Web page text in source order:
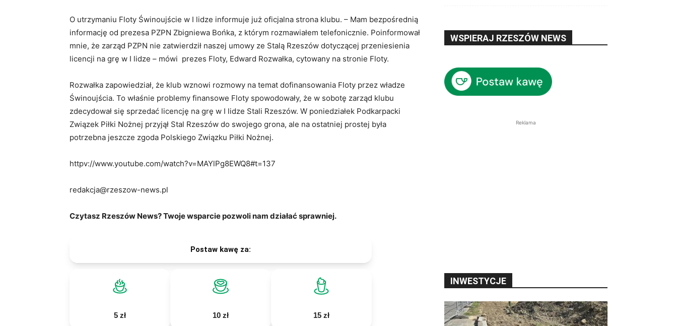
O utrzymaniu Floty Świnoujście w I lidze informuje już oficjalna strona klubu. – Mam bezpośrednią
informację od prezesa PZPN Zbigniewa Bońka, z którym rozmawiałem telefonicznie. Poinformował
mnie, że zarząd PZPN nie zatwierdził naszej umowy ze Stalą Rzeszów dotyczącej przeniesienia
licencji na grę w I lidze – mówi prezes Floty, Edward Rozwałka, cytowany na stronie Floty.
Rozwałka zapowiedział, że klub wznowi rozmowy na temat dofinansowania Floty przez władze
Świnoujścia. To właśnie problemy finansowe Floty spowodowały, że w sobotę zarząd klubu
zdecydował się sprzedać licencję na grę w I lidze Stali Rzeszów. W poniedziałek Podkarpacki
Związek Piłki Nożnej przyjął Stal Rzeszów do swojego grona, ale na ostatniej prostej była
potrzebna jeszcze zgoda Polskiego Związku Piłki Nożnej.
httpv://www.youtube.com/watch?v=MAYlPg8EWQ8#t=137
redakcja@rzeszow-news.pl
Czytasz Rzeszów News? Twoje wsparcie pozwoli nam działać sprawniej.
Postaw kawę za:
5 zł 10 zł 15 zł
WSPIERAJ RZESZÓW NEWS
Reklama
INWESTYCJE